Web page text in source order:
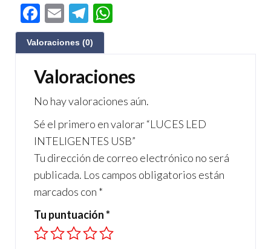
F
ac
e
b
o
o
k
E
m
ail
Te
le
gr
a
m
s
A
p
p
Valoraciones (0)
Valoraciones
No hay valoraciones aún.
Sé el primero en valorar “LUCES LED
INTELIGENTES USB”
Tu dirección de correo electrónico no será
publicada. Los campos obligatorios están
marcados con *
Tu puntuación*